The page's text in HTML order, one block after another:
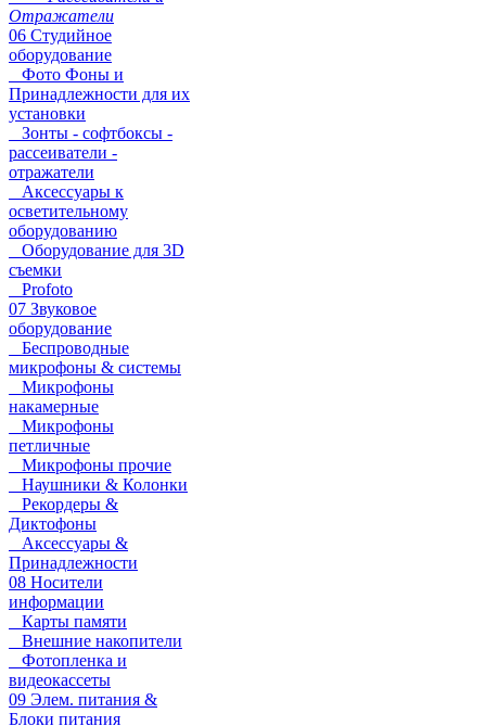
Отражатели
06 Студийное
оборудование
Фото Фоны и
Принадлежности для их
установки
Зонты - софтбоксы -
рассеиватели -
отражатели
Аксессуары к
осветительному
оборудованию
Оборудование для 3D
съемки
Profoto
07 Звуковое
оборудование
Беспроводные
микрофоны & системы
Микрофоны
накамерные
Микрофоны
петличные
Микрофоны прочие
Наушники & Колонки
Рекордеры &
Диктофоны
Аксессуары &
Принадлежности
08 Носители
информации
Карты памяти
Внешние накопители
Фотопленка и
видеокассеты
09 Элем. питания &
Блоки питания